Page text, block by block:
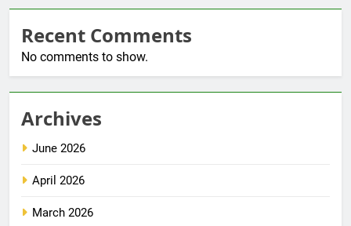
Recent Comments
No comments to show.
Archives
June 2026
April 2026
March 2026